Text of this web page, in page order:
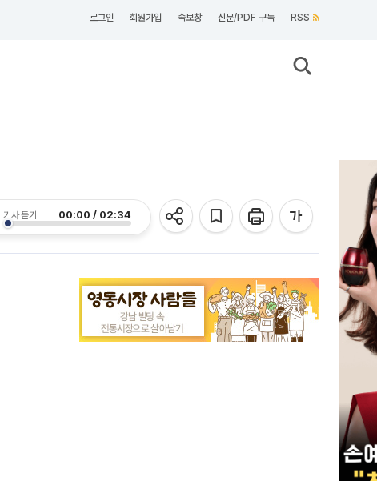
로그인 회원가입 속보창 신문/PDF 구독 RSS
기사 듣기 00:00 / 02:34